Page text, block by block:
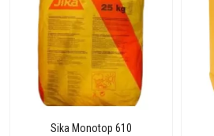
Sika Monotop 610